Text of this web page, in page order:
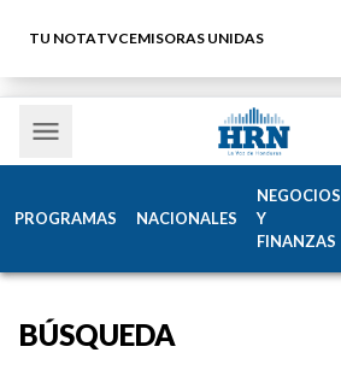
TU NOTATVCEMISORAS UNIDAS
PROGRAMAS NACIONALES
NEGOCIOS
Y
FINANZAS
BÚSQUEDA